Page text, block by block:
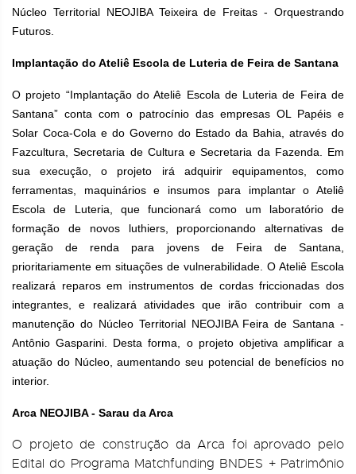
Núcleo Territorial NEOJIBA Teixeira de Freitas - Orquestrando
Futuros.
Implantação do Ateliê Escola de Luteria de Feira de Santana
O projeto “Implantação do Ateliê Escola de Luteria de Feira de
Santana” conta com o patrocínio das empresas OL Papéis e
Solar Coca-Cola e do Governo do Estado da Bahia, através do
Fazcultura, Secretaria de Cultura e Secretaria da Fazenda. Em
sua execução, o projeto irá adquirir equipamentos, como
ferramentas, maquinários e insumos para implantar o Ateliê
Escola de Luteria, que funcionará como um laboratório de
formação de novos luthiers, proporcionando alternativas de
geração de renda para jovens de Feira de Santana,
prioritariamente em situações de vulnerabilidade. O Ateliê Escola
realizará reparos em instrumentos de cordas friccionadas dos
integrantes, e realizará atividades que irão contribuir com a
manutenção do Núcleo Territorial NEOJIBA Feira de Santana -
Antônio Gasparini. Desta forma, o projeto objetiva amplificar a
atuação do Núcleo, aumentando seu potencial de benefícios no
interior.
Arca NEOJIBA - Sarau da Arca
O projeto de construção da Arca foi aprovado pelo
Edital do Programa Matchfunding BNDES + Patrimônio